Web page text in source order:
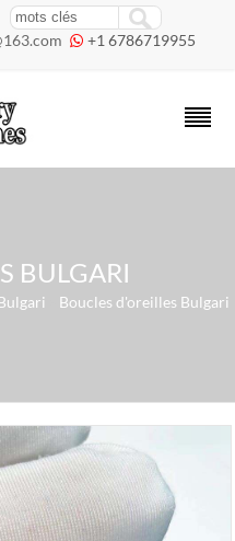
 +1 6786719955
BULGARI
Boucles d'oreilles Bulgari